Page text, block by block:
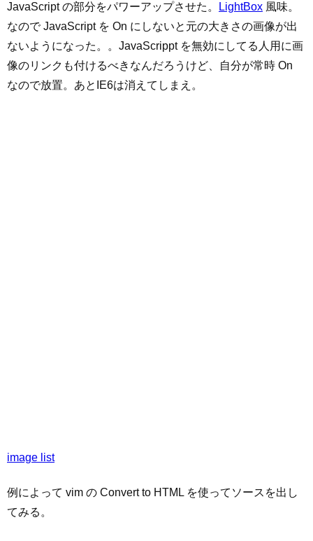
JavaScript の部分をパワーアップさせた。 LightBox 風味。
なので JavaScript を On にしないと元の大きさの画像が出
ないようになった。。JavaScrippt を無効にしてる人用に画
像のリンクも付けるべきなんだろうけど、自分が常時 On
なので放置。あとIE6は消えてしまえ。
image list
例によって vim の Convert to HTML を使ってソースを出し
てみる。